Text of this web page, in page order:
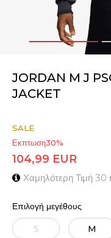
1
JORDAN M J
JACKET
SALE
Εκπτωση30%
104,99 EUR
Χαμηλότερη Τιμή 30
Επιλογή μεγέθους
S M